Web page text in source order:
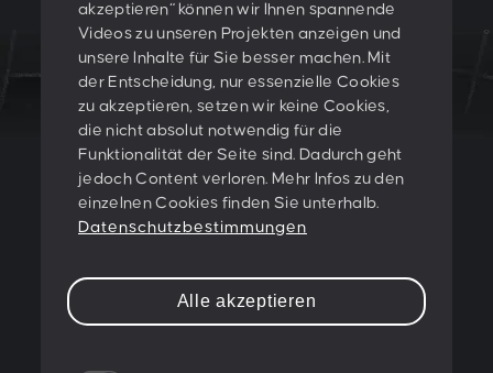
akzeptieren“ können wir Ihnen spannende
Videos zu unseren Projekten anzeigen und
unsere Inhalte für Sie besser machen. Mit
der Entscheidung, nur essenzielle Cookies
zu akzeptieren, setzen wir keine Cookies,
die nicht absolut notwendig für die
Funktionalität der Seite sind. Dadurch geht
jedoch Content verloren. Mehr Infos zu den
einzelnen Cookies finden Sie unterhalb.
Datenschutzbestimmungen
Alle akzeptieren
LET'S CREATE
SOMETHING
TOGETHER!
PESCHKE DESIGN GMBH
Sternwartestraße 62-64